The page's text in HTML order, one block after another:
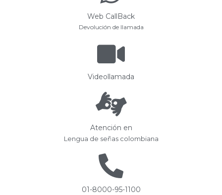
Web CallBack
Devolución de llamada
Videollamada
Atención en
Lengua de señas colombiana
01-8000-95-1100